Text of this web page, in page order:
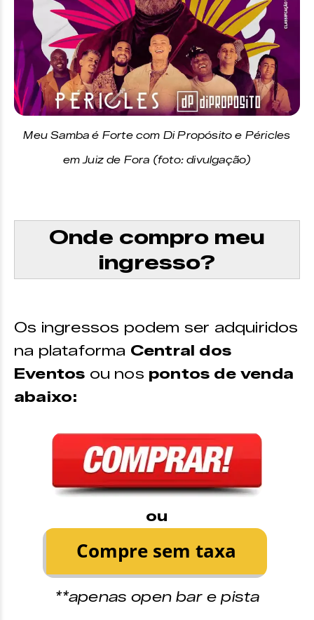
BAR [das 19h às 02h] com Cerveja,
Vodka, Gin, Tônica, Água,
Refrigerante, Schweppes e suco
Inteira: R$ 260,00
Meia-entrada: R$ 190,00
Promocional: R$ 218,00 + 1kg de alimento não perecível
Meu Samba é Forte com Di Propósito e Péricles
em Juiz de Fora (foto: divulgação)
Onde compro meu
ingresso?
Os ingressos podem ser adquiridos
na plataforma Central dos
Eventos ou nos pontos de venda
abaixo:
ou
**apenas open bar e pista